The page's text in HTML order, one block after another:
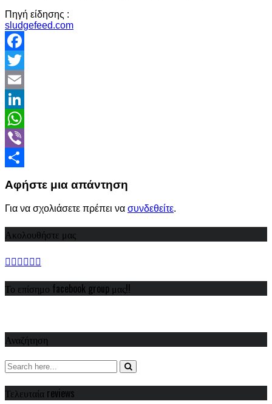
Πηγή είδησης :
sludgefeed.com
Facebook
Twitter
Email
LinkedIn
WhatsApp
Viber
Αφήστε μια απάντηση
Για να σχολιάσετε πρέπει να συνδεθείτε.
Ακολουθήστε μας
Το επίσημο facebook group μας!!
Αναζήτηση
Τελευταία reviews